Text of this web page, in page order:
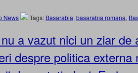
News Tags: Basarabia, basarabia romana,
a vazut nici un ziar de
despre politica externa